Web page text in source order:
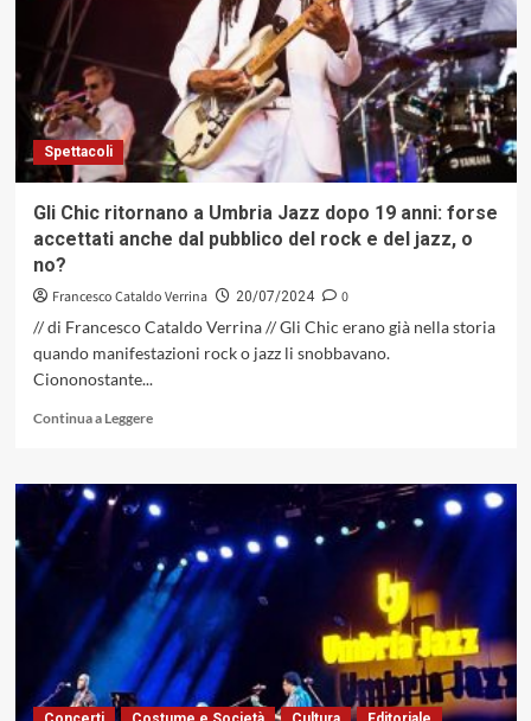
Spettacoli
Gli Chic ritornano a Umbria Jazz dopo 19 anni: forse
accettati anche dal pubblico del rock e del jazz, o
no?
Francesco Cataldo Verrina 20/07/2024
0
// di Francesco Cataldo Verrina // Gli Chic erano già nella storia
quando manifestazioni rock o jazz li snobbavano.
Ciononostante...
Continua a LeggereLeggi
su
Gli
Chic
ritornano
a
Umbria
Jazz
dopo
19
anni:
forse